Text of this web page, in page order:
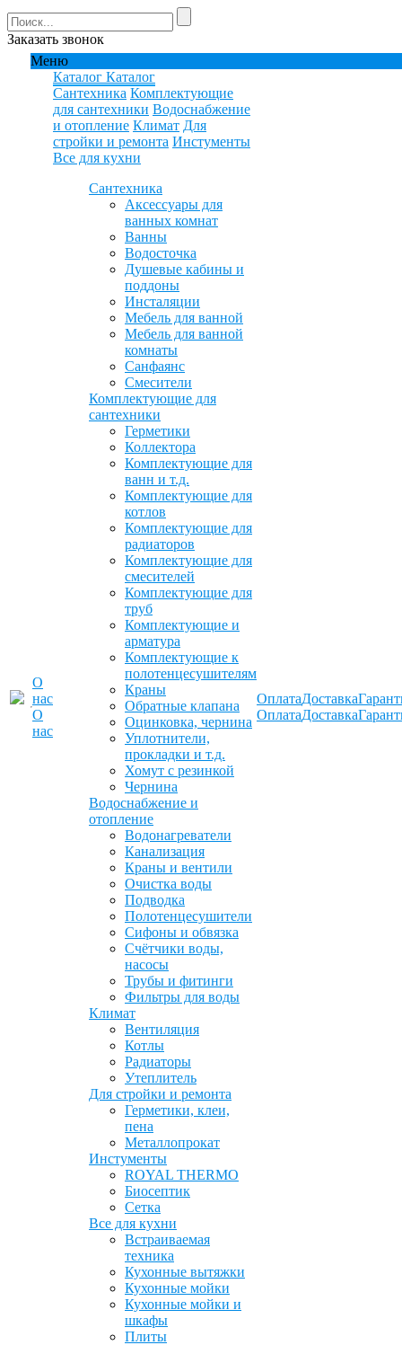
Заказать звонок
Меню
О
нас
О
нас
Каталог Каталог
Сантехника Комплектующие
для сантехники Водоснабжение
и отопление Климат Для
стройки и ремонта Инстументы
Все для кухни
Сантехника
Аксессуары для
ванных комнат
Ванны
Водосточка
Душевые кабины и
поддоны
Инсталяции
Мебель для ванной
Мебель для ванной
комнаты
Санфаянс
Смесители
Комплектующие для
сантехники
Герметики
Коллектора
Комплектующие для
ванн и т.д.
Комплектующие для
котлов
Комплектующие для
радиаторов
Комплектующие для
смесителей
Комплектующие для
труб
Комплектующие и
арматура
Комплектующие к
полотенцесушителям
Краны
Обратные клапана
Оцинковка, чернина
Уплотнители,
прокладки и т.д.
Хомут с резинкой
Чернина
Водоснабжение и
отопление
Водонагреватели
Канализация
Краны и вентили
Очистка воды
Подводка
Полотенцесушители
Сифоны и обвязка
Счётчики воды,
насосы
Трубы и фитинги
Фильтры для воды
Климат
Вентиляция
Котлы
Радиаторы
Утеплитель
Для стройки и ремонта
Герметики, клеи,
пена
Металлопрокат
Инстументы
ROYAL THERMO
Биосептик
Сетка
Все для кухни
Встраиваемая
техника
Кухонные вытяжки
Кухонные мойки
Кухонные мойки и
шкафы
Плиты
Оплата
Оплата
Доставка
Доставка